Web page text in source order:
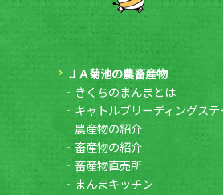
ＪＡ菊池の農畜産物
きくちのまんまとは
キャトルブリーディングステ
農産物の紹介
畜産物の紹介
畜産物直売所
まんまキッチン